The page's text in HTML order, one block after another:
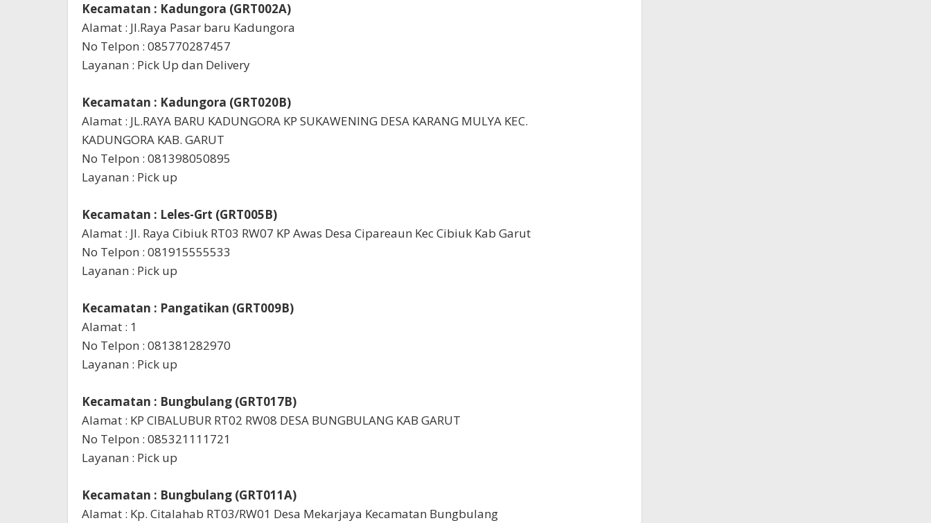
Kecamatan : Kadungora (GRT002A)
Alamat : Jl.Raya Pasar baru Kadungora
No Telpon : 085770287457
Layanan : Pick Up dan Delivery
Kecamatan : Kadungora (GRT020B)
Alamat : JL.RAYA BARU KADUNGORA KP SUKAWENING DESA KARANG MULYA KEC.
KADUNGORA KAB. GARUT
No Telpon : 081398050895
Layanan : Pick up
Kecamatan : Leles-Grt (GRT005B)
Alamat : Jl. Raya Cibiuk RT03 RW07 KP Awas Desa Cipareaun Kec Cibiuk Kab Garut
No Telpon : 081915555533
Layanan : Pick up
Kecamatan : Pangatikan (GRT009B)
Alamat : 1
No Telpon : 081381282970
Layanan : Pick up
Kecamatan : Bungbulang (GRT017B)
Alamat : KP CIBALUBUR RT02 RW08 DESA BUNGBULANG KAB GARUT
No Telpon : 085321111721
Layanan : Pick up
Kecamatan : Bungbulang (GRT011A)
Alamat : Kp. Citalahab RT03/RW01 Desa Mekarjaya Kecamatan Bungbulang